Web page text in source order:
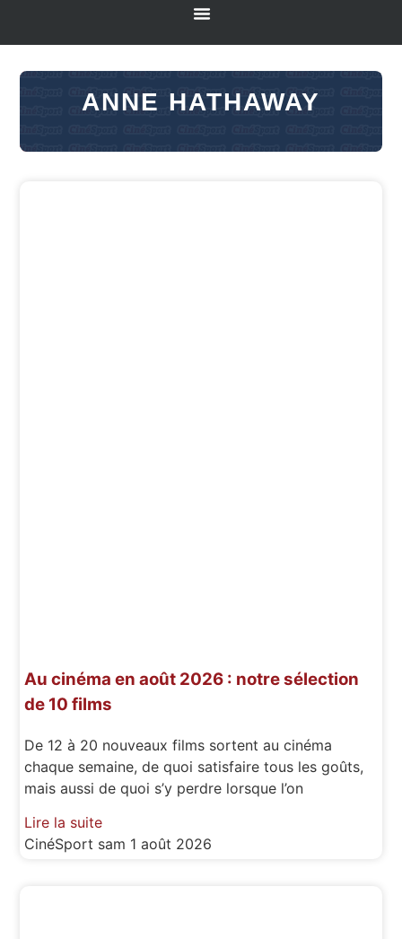
ANNE HATHAWAY
Au cinéma en août 2026 : notre sélection
de 10 films
De 12 à 20 nouveaux films sortent au cinéma
chaque semaine, de quoi satisfaire tous les goûts,
mais aussi de quoi s’y perdre lorsque l’on
Lire la suite
CinéSport sam 1 août 2026